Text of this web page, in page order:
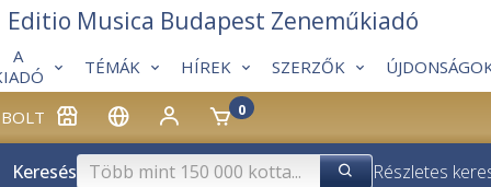
BOLT 0
A
TÉMÁK HÍREK SZERZŐK
Editio Musica Budapest Zeneműkiadó
Keresés
Részletes